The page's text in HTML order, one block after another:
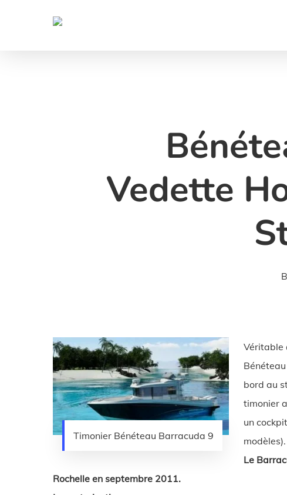
Vedette
Timonier Bénéteau Barracuda 9
Véritable
bord au
timonier
un
modèles).
Le
Rochelle en septembre 2011.